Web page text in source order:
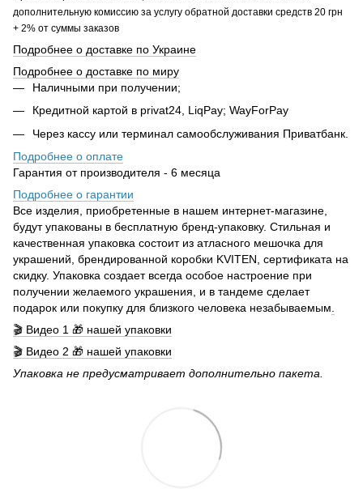
дополнительную комиссию за услугу обратной доставки средств 20 грн
+ 2% от суммы заказов
Подробнее о доставке по Украине
Подробнее о доставке по миру
Наличными при получении;
Кредитной картой в privat24, LiqPay; WayForPay
Через кассу или терминал самообслуживания Приватбанк.
Подробнее о оплате
Гарантия от производителя - 6 месяца
Подробнее о гарантии
Все изделия, приобретенные в нашем интернет-магазине,
будут упакованы в бесплатную бренд-упаковку. Стильная и
качественная упаковка состоит из атласного мешочка для
украшений, брендированной коробки KVITEN, сертификата на
скидку. Упаковка создает всегда особое настроение при
получении желаемого украшения, и в тандеме сделает
подарок или покупку для близкого человека незабываемым
🎬 Видео 1 🎁 нашей упаковки
🎬 Видео 2 🎁 нашей упаковки
Упаковка не предусматривает дополнительно пакета.